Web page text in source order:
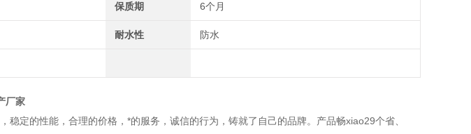
保质期 6个月
耐水性 防水
的性能，合理的价格，*的服务，诚信的行为，铸就了自己的品牌。产品畅xiao29个省、